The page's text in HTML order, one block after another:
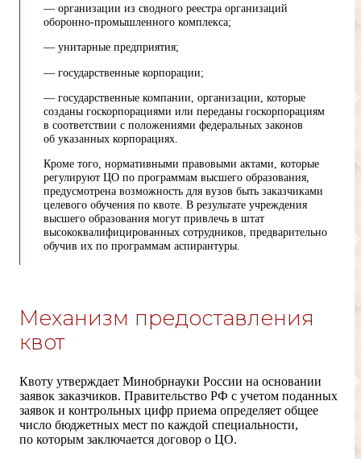
— организации из сводного реестра организаций
оборонно-промышленного комплекса;
— унитарные предприятия;
— государственные корпорации;
— государственные компании, организации, которые
созданы госкорпорациями или переданы госкорпорациям
в соответствии с положениями федеральных законов
об указанных корпорациях.
Кроме того, нормативными правовыми актами, которые
регулируют ЦО по программам высшего образования,
предусмотрена возможность для вузов быть заказчиками
целевого обучения по квоте. В результате учреждения
высшего образования могут привлечь в штат
высококвалифицированных сотрудников, предварительно
обучив их по программам аспирантуры.
Механизм предоставления
квот
Квоту утверждает Минобрнауки России на основании
заявок заказчиков. Правительство РФ с учетом поданных
заявок и контрольных цифр приема определяет общее
число бюджетных мест по каждой специальности,
по которым заключается договор о ЦО.